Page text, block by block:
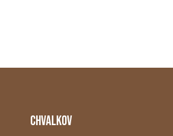
CHVALKOV